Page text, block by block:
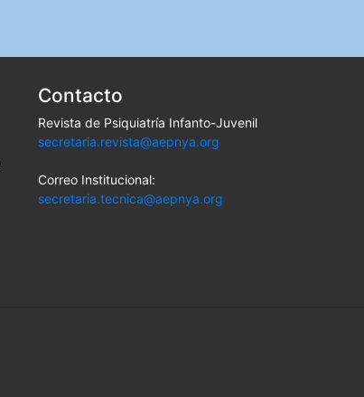
Contacto
Revista de Psiquiatría Infanto-Juvenil
secretaria.revista@aepnya.org
Correo Institucional:
secretaria.tecnica@aepnya.org